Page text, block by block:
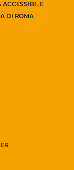
ACCESSIBILE
DI ROMA